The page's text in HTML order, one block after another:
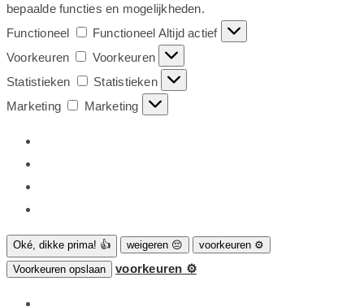
bepaalde functies en mogelijkheden.
Functioneel
Functioneel Altijd actief
Voorkeuren
Voorkeuren
Statistieken
Statistieken
Marketing
Marketing
Oké, dikke prima! 👍 weigeren 😔
voorkeuren ⚙
Voorkeuren opslaan
voorkeuren ⚙